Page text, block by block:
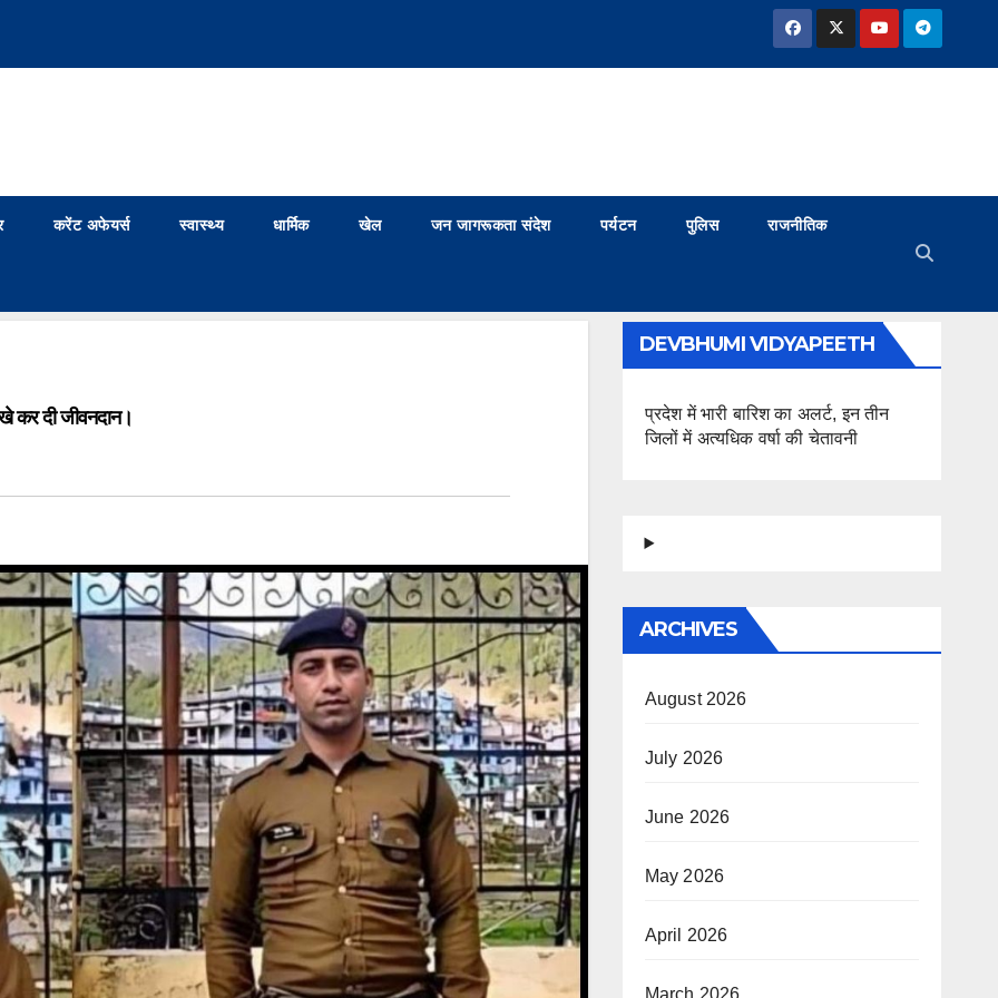
करेंट अफेयर्स स्वास्थ्य धार्मिक खेल जन जागरूकता संदेश पर्यटन पुलिस राजनीतिक
कर दी जीवनदान।
DEVBHUMI VIDYAPEETH
प्रदेश में भारी बारिश का अलर्ट, इन तीन
जिलों में अत्यधिक वर्षा की चेतावनी
ARCHIVES
August 2026
July 2026
June 2026
May 2026
April 2026
March 2026